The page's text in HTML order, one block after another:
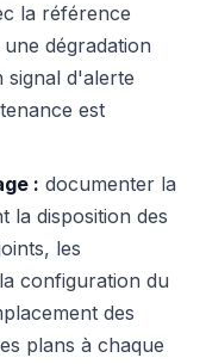
la référence
dégradation
signal d'alerte
est
: documenter la
la disposition des
les
configuration du
des
plans à chaque